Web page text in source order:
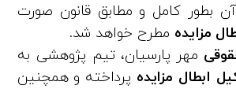
بطور کامل و مطابق قانون صورت
مزایده مطرح خواهد شد.
مهر پارسیان، تیم پژوهشی به
ابطال مزایده پرداخته و همچنین